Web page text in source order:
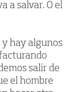
a salvar. O el
y hay algunos
salir de
el hombre